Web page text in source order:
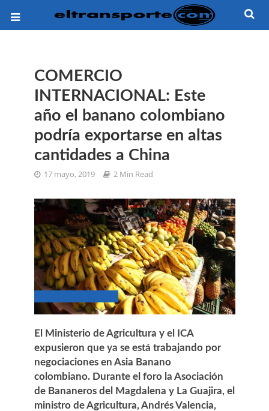
COMERCIO
INTERNACIONAL: Este
año el banano colombiano
podría exportarse en altas
cantidades a China
17 mayo, 2019 2 Min Read
El Ministerio de Agricultura y el ICA
expusieron que ya se está trabajando por
negociaciones en Asia Banano
colombiano. Durante el foro la Asociación
de Bananeros del Magdalena y La Guajira, el
ministro de Agricultura, Andrés Valencia,